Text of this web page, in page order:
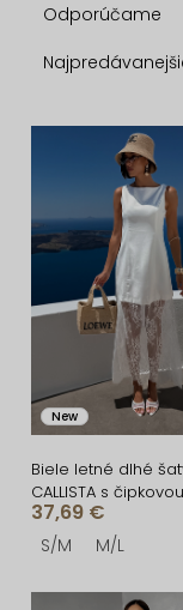
a
d
n
e
p
o
u
k
t
o
v
Odporúčame
p
i
p
o
d
u
k
o
New
Biele letné dlhé
CALLISTA s čipkovou
sukňou
37,69 €
S/M M/L